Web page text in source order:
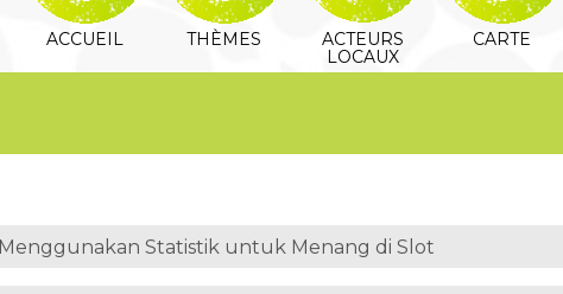
ACCUEIL THÈMES
ACTEURS
LOCAUX
CARTE